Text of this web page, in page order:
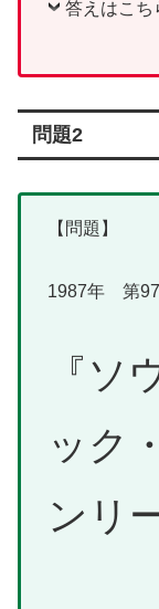
答えはこち
問題2
【問題】
1987年 第97
『ソ
ック
ンリ